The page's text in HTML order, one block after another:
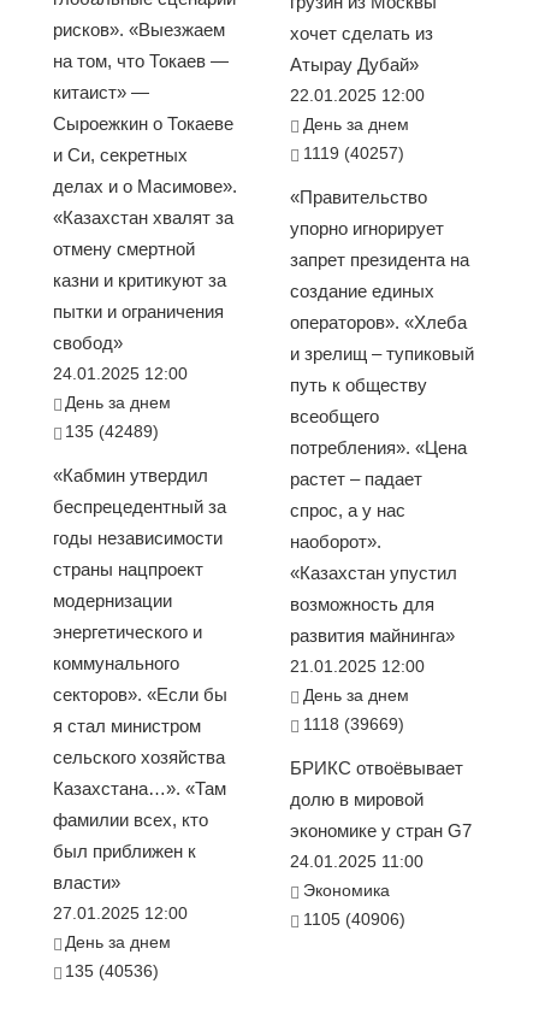
рисков». «Выезжаем
на том, что Токаев —
китаист» —
Сыроежкин о Токаеве
и Си, секретных
делах и о Масимове».
«Казахстан хвалят за
отмену смертной
казни и критикуют за
пытки и ограничения
свобод»
24.01.2025 12:00
День за днем
135 (42489)
«Кабмин утвердил
беспрецедентный за
годы независимости
страны нацпроект
модернизации
энергетического и
коммунального
секторов». «Если бы
я стал министром
сельского хозяйства
Казахстана…». «Там
фамилии всех, кто
был приближен к
власти»
27.01.2025 12:00
День за днем
135 (40536)
хочет сделать из
Атырау Дубай»
22.01.2025 12:00
День за днем
1119 (40257)
«Правительство
упорно игнорирует
запрет президента на
создание единых
операторов». «Хлеба
и зрелищ – тупиковый
путь к обществу
всеобщего
потребления». «Цена
растет – падает
спрос, а у нас
наоборот».
«Казахстан упустил
возможность для
развития майнинга»
21.01.2025 12:00
День за днем
1118 (39669)
БРИКС отвоёвывает
долю в мировой
экономике у стран G7
24.01.2025 11:00
Экономика
1105 (40906)